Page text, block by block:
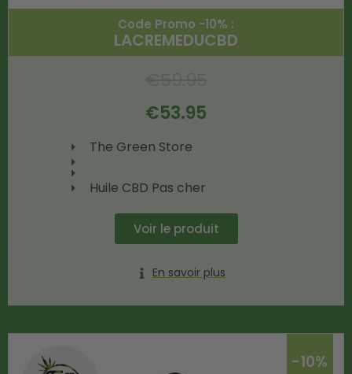
Code Promo -10% :
LACREMEDUCBD
€53.95
The Green Store
Huile CBD Pas cher
Voir le produit
En savoir plus
-10%